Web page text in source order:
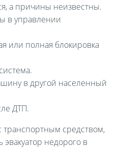
а причины неизвестны.
в управлении
или полная блокировка
в другой населенный
ДТП.
транспортным средством,
недорого в